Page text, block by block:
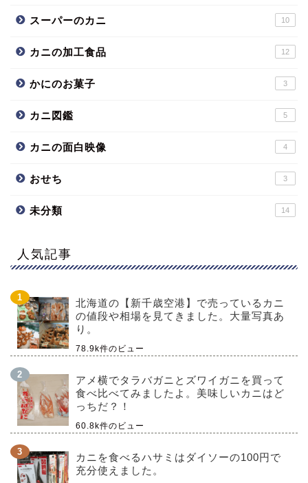
スーパーのカニ 10
カニの加工食品 12
かにのお菓子 3
カニ図鑑 5
カニの面白映像 4
おせち 3
未分類 14
人気記事
北海道の【新千歳空港】で売っているカニ
の値段や相場を見てきました。大量写真あ
り。
78.9k件のビュー
アメ横でタラバガニとズワイガニを買って
食べ比べてみましたよ。美味しいカニはど
っちだ？！
60.8k件のビュー
カニを食べるハサミはダイソーの100円で
充分使えました。